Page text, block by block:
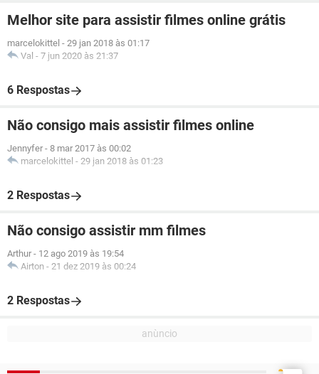
Melhor site para assistir filmes online grátis
marcelokittel - 29 jan 2018 às 01:17
Val - 7 jun 2020 às 21:37
6 Respostas
Não consigo mais assistir filmes online
Jennyfer - 8 mar 2017 às 00:02
marcelokittel - 29 jan 2018 às 01:23
2 Respostas
Não consigo assistir mm filmes
Arthur - 12 ago 2019 às 19:54
Airton - 21 dez 2019 às 00:24
2 Respostas